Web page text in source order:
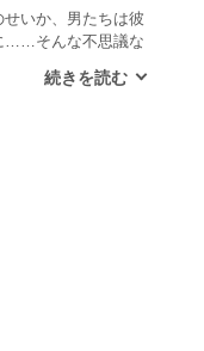
いか、男たちは彼
……そんな不思議な